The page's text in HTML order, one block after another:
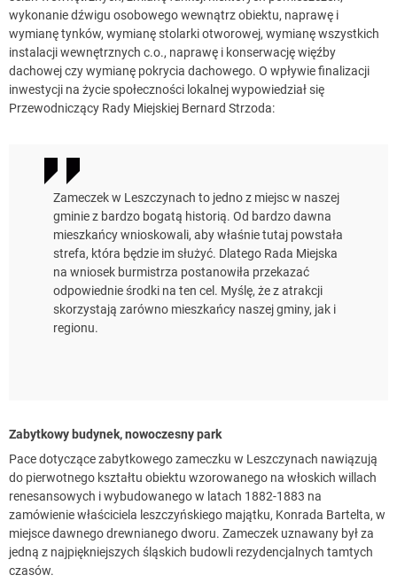
wykonanie dźwigu osobowego wewnątrz obiektu, naprawę i
wymianę tynków, wymianę stolarki otworowej, wymianę wszystkich
instalacji wewnętrznych c.o., naprawę i konserwację więźby
dachowej czy wymianę pokrycia dachowego. O wpływie finalizacji
inwestycji na życie społeczności lokalnej wypowiedział się
Przewodniczący Rady Miejskiej Bernard Strzoda:
Zameczek w Leszczynach to jedno z miejsc w naszej
gminie z bardzo bogatą historią. Od bardzo dawna
mieszkańcy wnioskowali, aby właśnie tutaj powstała
strefa, która będzie im służyć. Dlatego Rada Miejska
na wniosek burmistrza postanowiła przekazać
odpowiednie środki na ten cel. Myślę, że z atrakcji
skorzystają zarówno mieszkańcy naszej gminy, jak i
regionu.
Zabytkowy budynek, nowoczesny park
Pace dotyczące zabytkowego zameczku w Leszczynach nawiązują
do pierwotnego kształtu obiektu wzorowanego na włoskich willach
renesansowych i wybudowanego w latach 1882-1883 na
zamówienie właściciela leszczyńskiego majątku, Konrada Bartelta, w
miejsce dawnego drewnianego dworu. Zameczek uznawany był za
jedną z najpiękniejszych śląskich budowli rezydencjalnych tamtych
czasów.